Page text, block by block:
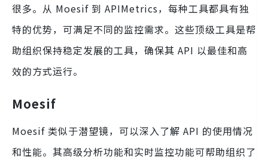
很多。从 Moesif 到 APIMetrics，每种工具都具有独
特的优势，可满足不同的监控需求。这些顶级工具是帮
助组织保持稳定发展的工具，确保其 API 以最佳和高
效的方式运行。
Moesif
Moesif 类似于潜望镜，可以深入了解 API 的使用情况
和性能。其高级分析功能和实时监控功能可帮助组织了